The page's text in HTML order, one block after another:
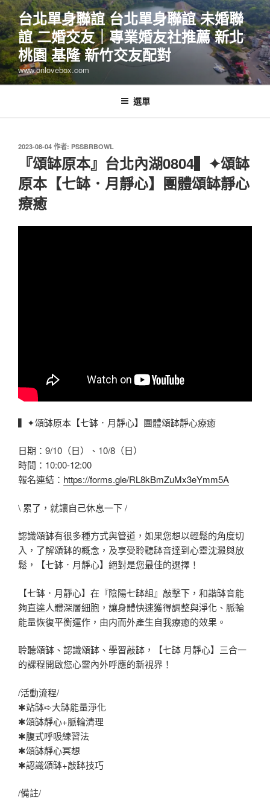
跳
至
主
要
內
容
台北單身聯誼 台北單身聯誼 未婚聯
誼 二婚交友｜專業婚友社推薦 新北
桃園 基隆 新竹交友配對
www.onlovebox.com
選單
發
2023-08-04 作者: PSSBRBOWL
『頌缽原本』台北內湖0804▍✦頌缽
原本【七缽．月靜心】團體頌缽靜心
療癒
▍✦頌缽原本【七缽．月靜心】團體頌缽靜心療癒
日期：9/10（日）、10/8（日）
時間：10:00-12:00
報名連結： https://forms.gle/RL8kBmZuMx3eYmm5A
\ 累了，就讓自己休息一下 /
認識頌缽有很多種方式與管道，如果您想以輕鬆的角度切
入，了解頌缽的概念，及享受聆聽缽音達到心靈沈澱與放
鬆，【七缽．月靜心】絕對是您最佳的選擇！
【七缽．月靜心】在『陰陽七缽組』敲擊下，和諧缽音能
夠直達人體深層細胞，讓身體快速獲得調整與淨化、脈輪
能量恢復平衡運作，由内而外產生自我療癒的效果。
聆聽頌缽、認識頌缽、學習敲缽，【七缽 月靜心】三合一
的課程開啟您心靈內外呼應的新視界！
/活動流程/
✱站缽➪大缽能量淨化
✱頌缽靜心+脈輪清理
✱腹式呼吸練習法
✱頌缽靜心冥想
✱認識頌缽+敲缽技巧
/備註/